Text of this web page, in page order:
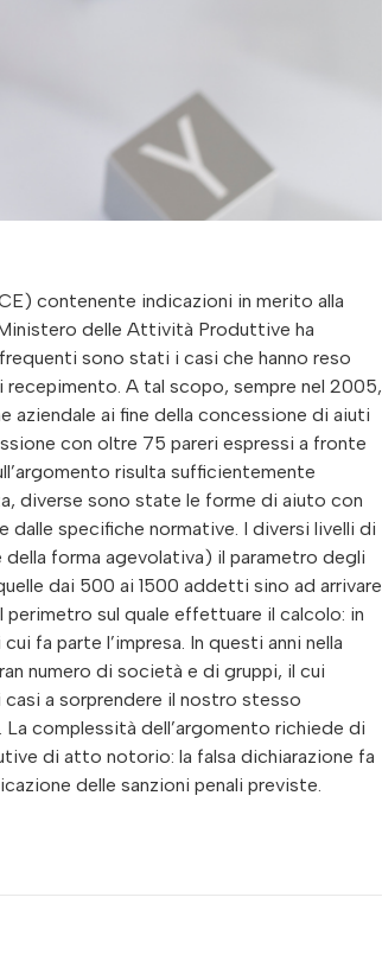
contenente indicazioni in merito alla
delle Attività Produttive ha
sono stati i casi che hanno reso
A tal scopo, sempre nel 2005,
aziendale ai fine della concessione di aiuti
con oltre 75 pareri espressi a fronte
risulta sufficientemente
diverse sono state le forme di aiuto con
dalle specifiche normative. I diversi livelli di
forma agevolativa) il parametro degli
dai 500 ai 1500 addetti sino ad arrivare
sul quale effettuare il calcolo: in
fa parte l’impresa. In questi anni nella
numero di società e di gruppi, il cui
a sorprendere il nostro stesso
complessità dell’argomento richiede di
di atto notorio: la falsa dichiarazione fa
delle sanzioni penali previste.